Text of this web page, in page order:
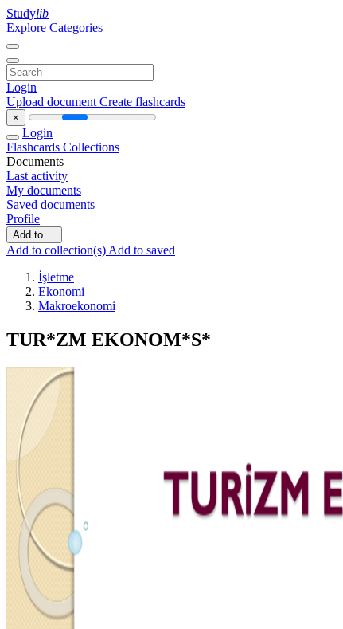
Studylib
Explore Categories
Login
Upload document Create flashcards
×
Login
Flashcards Collections
Documents
Last activity
My documents
Saved documents
Profile
Add to ...
Add to collection(s) Add to saved
İşletme
Ekonomi
Makroekonomi
TUR*ZM EKONOM*S*